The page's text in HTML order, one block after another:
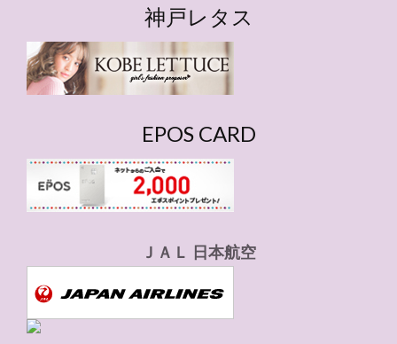
ー
神戸レタス
EPOS CARD
ＪＡＬ 日本航空